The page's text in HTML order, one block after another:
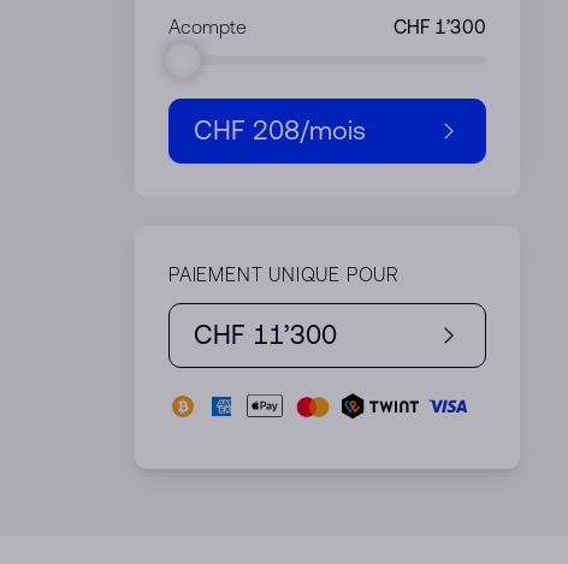
Acompte
CHF 208/mois
PAIEMENT UNIQUE POUR
CHF 11’300